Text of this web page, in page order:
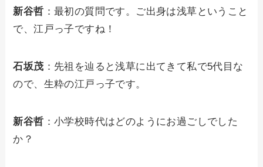
新谷哲 ：最初の質問です。ご出身は浅草ということ
で、江戸っ子ですね！
石坂茂 ：先祖を辿ると浅草に出てきて私で5代目な
ので、生粋の江戸っ子です。
新谷哲 ：小学校時代はどのようにお過ごしでした
か？